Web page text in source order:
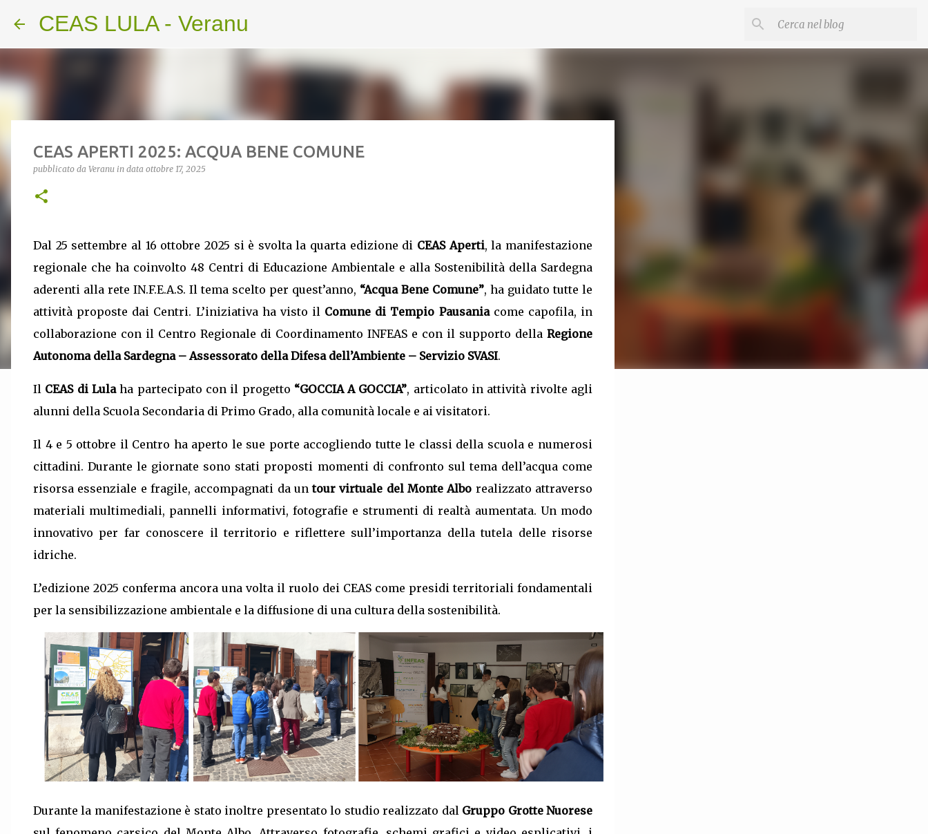
CEAS LULA - Veranu
CEAS APERTI 2025: ACQUA BENE COMUNE
pubblicato da Veranu in data ottobre 17, 2025
Dal 25 settembre al 16 ottobre 2025 si è svolta la quarta edizione di CEAS Aperti, la manifestazione
regionale che ha coinvolto 48 Centri di Educazione Ambientale e alla Sostenibilità della Sardegna
aderenti alla rete IN.F.E.A.S. Il tema scelto per quest’anno, “Acqua Bene Comune”, ha guidato tutte le
attività proposte dai Centri. L’iniziativa ha visto il Comune di Tempio Pausaniacome capofila, in
collaborazione con il Centro Regionale di Coordinamento INFEAS e con il supporto della Regione
Autonoma della Sardegna – Assessorato della Difesa dell’Ambiente – Servizio SVASI.
Il CEAS di Lulaha partecipato con il progetto “GOCCIA A GOCCIA”, articolato in attività rivolte agli
alunni della Scuola Secondaria di Primo Grado, alla comunità locale e ai visitatori.
Il 4 e 5 ottobre il Centro ha aperto le sue porte accogliendo tutte le classi della scuola e numerosi
cittadini. Durante le giornate sono stati proposti momenti di confronto sul tema dell’acqua come
risorsa essenziale e fragile, accompagnati da untour virtuale del Monte Albo realizzato attraverso
materiali multimediali, pannelli informativi, fotografie e strumenti di realtà aumentata. Un modo
innovativo per far conoscere il territorio e riflettere sull’importanza della tutela delle risorse
idriche.
L’edizione 2025 conferma ancora una volta il ruolo dei CEAS come presidi territoriali fondamentali
per la sensibilizzazione ambientale e la diffusione di una cultura della sostenibilità.
Durante la manifestazione è stato inoltre presentato lo studio realizzato dal Gruppo Grotte Nuorese